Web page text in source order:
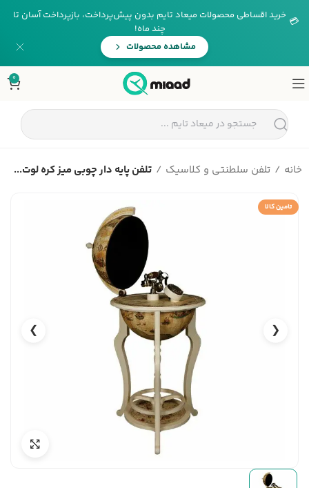
💳 خرید اقساطی محصولات میعاد تایم بدون پیش‌پرداخت، بازپرداخت آسان تا
چند ماه!
مشاهده محصولات
0
خانه تلفن سلطنتی و کلاسیک تلفن پایه دار چوبی میز کره لوت...
تامین کالا
❮
❯